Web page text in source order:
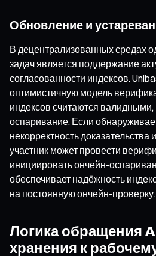
Обновление и
В децентрализованных средах
задач является поддержание
согласованности индексов.
оптимистичную модель
индексов считаются валидными,
оспаривание. Если
некорректность доказательства
участник может провести
инициировать ончейн-
обеспечивает надёжность
на постоянную ончейн-проверку.
Логика обращения
хранения к